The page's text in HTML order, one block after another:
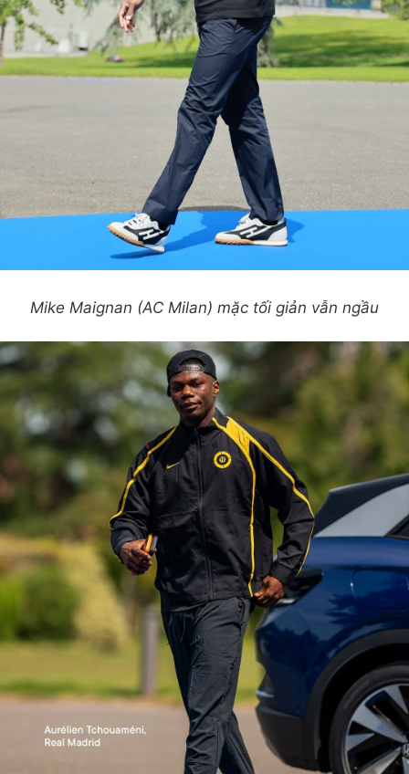
Mike Maignan (AC Milan) mặc tối giản vẫn ngầu